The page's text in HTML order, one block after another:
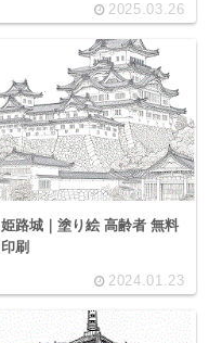
2025.03.26
姫路城｜塗り絵 高齢者 無料
印刷
2024.01.23